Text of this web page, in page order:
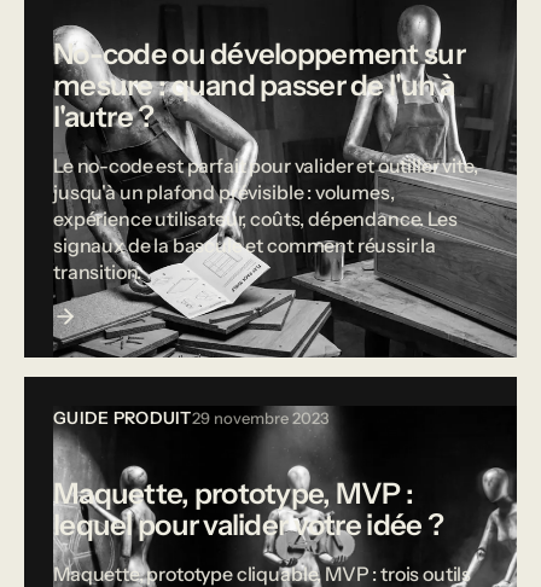
No-code ou développement sur
mesure : quand passer de l'un à
l'autre ?
Le no-code est parfait pour valider et outiller vite,
jusqu'à un plafond prévisible : volumes,
expérience utilisateur, coûts, dépendance. Les
signaux de la bascule et comment réussir la
transition.
GUIDE PRODUIT29 novembre 2023
Maquette, prototype, MVP :
lequel pour valider votre idée ?
Maquette, prototype cliquable, MVP : trois outils